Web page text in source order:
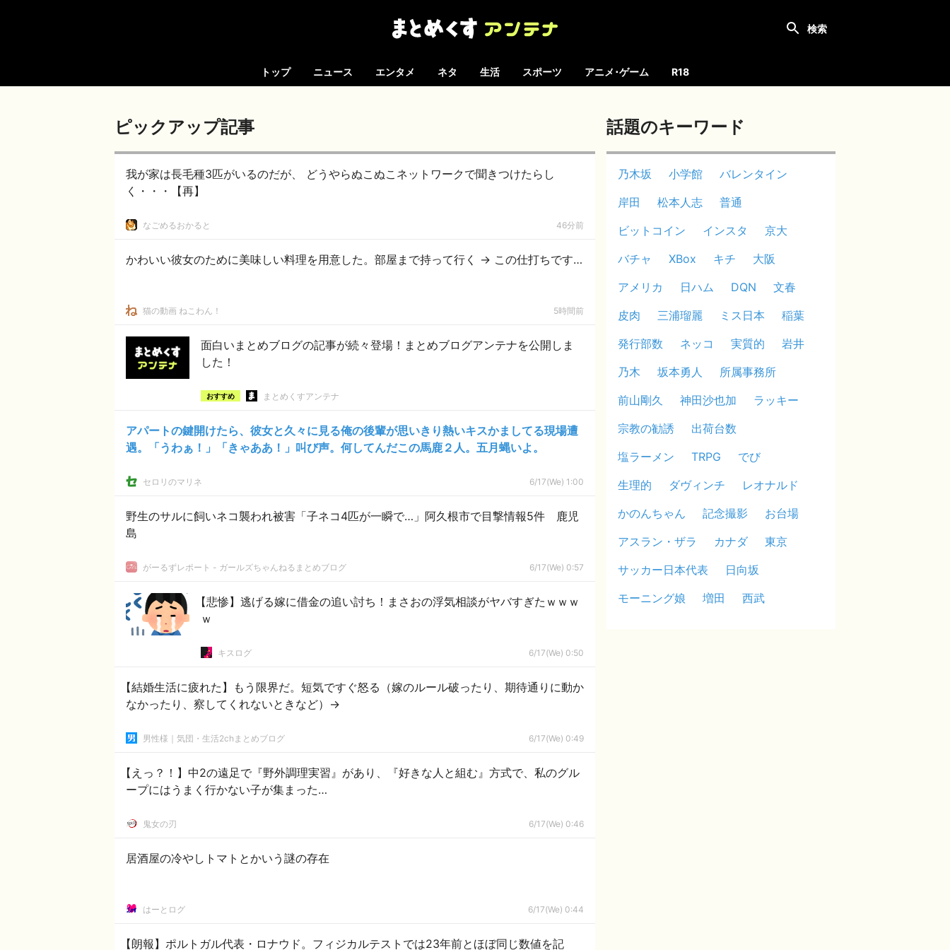
トップ ニュース エンタメ ネタ 生活 スポーツ アニメ･ゲーム R18
ピックアップ記事
我が家は長毛種3匹がいるのだが、 どうやらぬこぬこネットワークで聞きつけたらし
く・・・【再】
なごめるおかると 46分前
かわいい彼女のために美味しい料理を用意した。部屋まで持って行く → この仕打ちです…
猫の動画 ねこわん！ 5時間前
面白いまとめブログの記事が続々登場！まとめブログアンテナを公開しま
した！
おすすめ まとめくすアンテナ
アパートの鍵開けたら、彼女と久々に見る俺の後輩が思いきり熱いキスかましてる現場遭
遇。「うわぁ！」「きゃああ！」叫び声。何してんだこの馬鹿２人。五月蝿いよ。
セロリのマリネ 6/17(We) 1:00
野生のサルに飼いネコ襲われ被害「子ネコ4匹が一瞬で…」阿久根市で目撃情報5件 鹿児
島
がーるずレポート - ガールズちゃんねるまとめブログ 6/17(We) 0:57
【悲惨】逃げる嫁に借金の追い討ち！まさおの浮気相談がヤバすぎたｗｗｗ
ｗ
キスログ 6/17(We) 0:50
【結婚生活に疲れた】もう限界だ。短気ですぐ怒る（嫁のルール破ったり、期待通りに動か
なかったり、察してくれないときなど）→
男性様｜気団・生活2chまとめブログ 6/17(We) 0:49
【えっ？！】中2の遠足で『野外調理実習』があり、『好きな人と組む』方式で、私のグル
ープにはうまく行かない子が集まった…
鬼女の刃 6/17(We) 0:46
居酒屋の冷やしトマトとかいう謎の存在
はーとログ 6/17(We) 0:44
【朗報】ポルトガル代表・ロナウド。フィジカルテストでは23年前とほぼ同じ数値を記
話題のキーワード
乃木坂 小学館
バレンタイン
岸田
松本人志
普通
ビットコイン
インスタ
京大
バチャ
XBox キチ
大阪
アメリカ
日ハム DQN
文春
皮肉
三浦瑠麗 ミス日本
稲葉
発行部数
ネッコ 実質的
岩井
乃木
坂本勇人
所属事務所
前山剛久
神田沙也加
ラッキー
宗教の勧誘
出荷台数
塩ラーメン
TRPG
でび
生理的
ダヴィンチ
レオナルド
かのんちゃん
記念撮影
お台場
アスラン・ザラ
カナダ
東京
サッカー日本代表
日向坂
モーニング娘
増田 西武